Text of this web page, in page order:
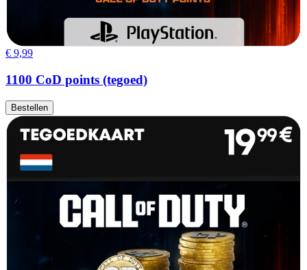
€ 9,99
1100 CoD points (tegoed)
Bestellen